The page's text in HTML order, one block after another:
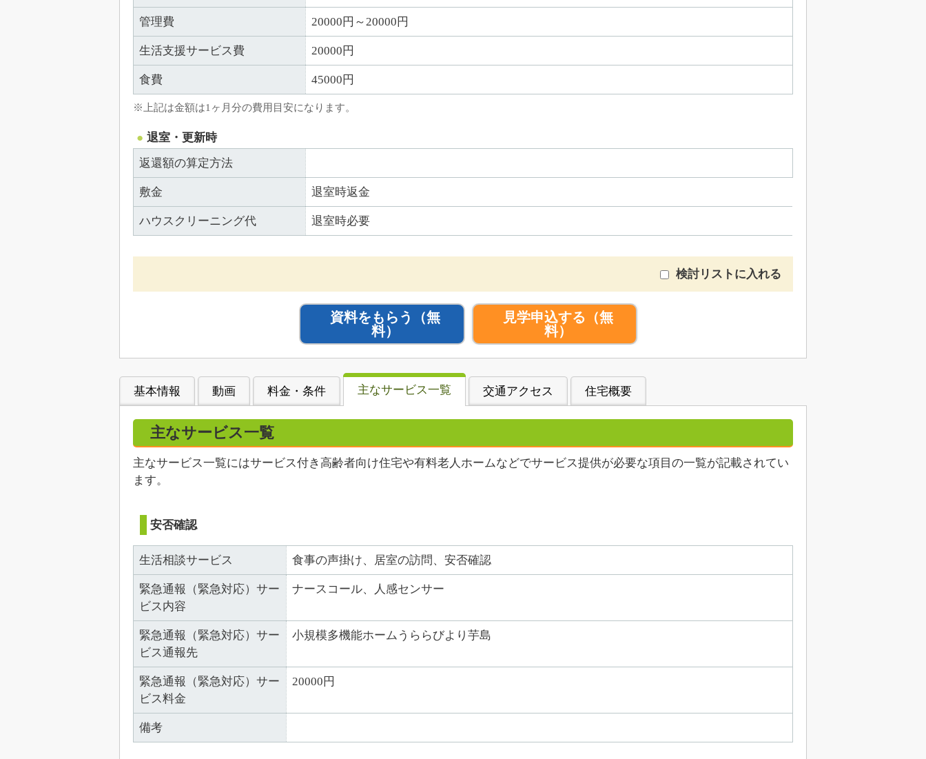
管理費 20000円～20000円
生活支援サービス費 20000円
食費 45000円
※上記は金額は1ヶ月分の費用目安になります。
退室・更新時
返還額の算定方法
敷金 退室時返金
ハウスクリーニング代 退室時必要
検討リストに入れる
資料をもらう
（無
料）
見学申込する （無
料）
基本情報 動画 料金・条件 主なサービス一覧 交通アクセス 住宅概要
主なサービス一覧
主なサービス一覧にはサービス付き高齢者向け住宅や有料老人ホームなどでサービス提供が必要な項目の一覧が記載されてい
ます。
安否確認
生活相談サービス 食事の声掛け、居室の訪問、安否確認
緊急通報（緊急対応）サー
ビス内容
ナースコール、人感センサー
緊急通報（緊急対応）サー
ビス通報先
小規模多機能ホームうららびより芋島
緊急通報（緊急対応）サー
ビス料金
20000円
備考